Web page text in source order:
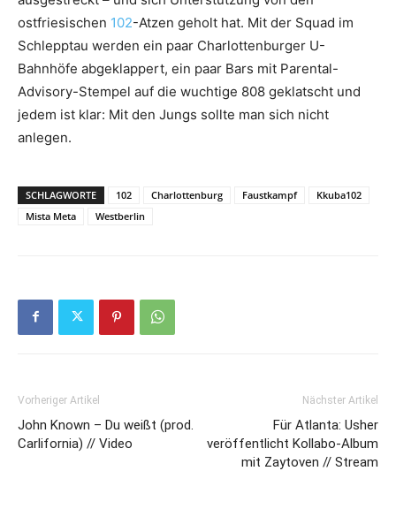
ostfriesischen 102-Atzen geholt hat. Mit der Squad im
Schlepptau werden ein paar Charlottenburger U-
Bahnhöfe abgeklappert, ein paar Bars mit Parental-
Advisory-Stempel auf die wuchtige 808 geklatscht und
jedem ist klar: Mit den Jungs sollte man sich nicht
anlegen.
SCHLAGWORTE 102 Charlottenburg Faustkampf
Kkuba102
Mista Meta
Westberlin
Vorheriger Artikel
John Known – Du weißt (prod.
Carlifornia) // Video
Nächster Artikel
Für Atlanta: Usher
veröffentlicht Kollabo-Album
mit Zaytoven // Stream